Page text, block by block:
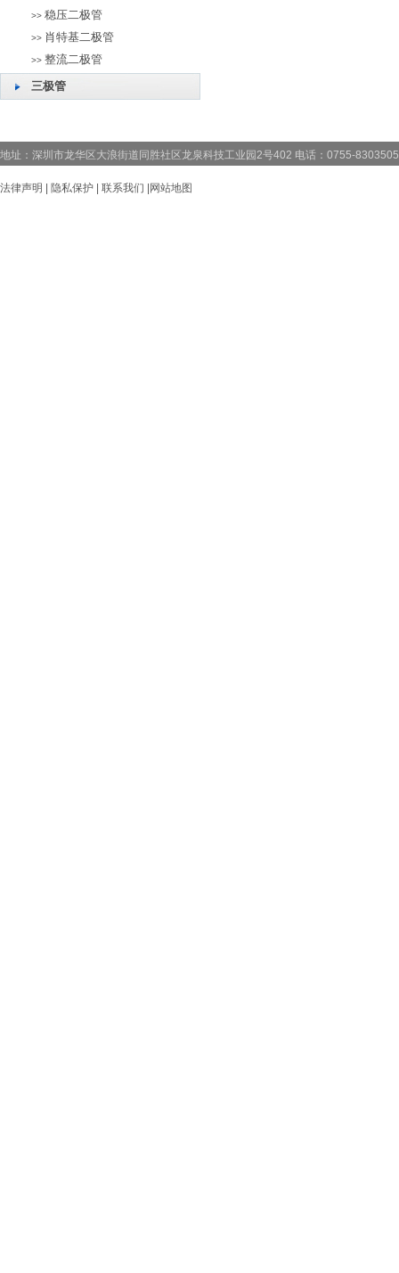
>> 稳压二极管
>> 肖特基二极管
>> 整流二极管
三极管
地址：深圳市龙华区大浪街道同胜社区龙泉科技工业园2号402 电话：0755-
法律声明 隐私保护 联系我们 网站地图